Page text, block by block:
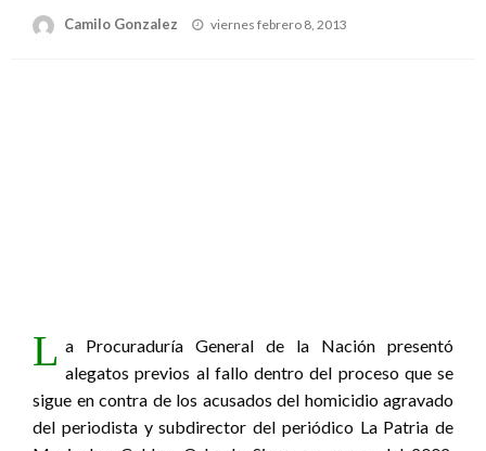
Camilo Gonzalez
Publicado
viernes febrero 8, 2013
L a Procuraduría General de la Nación presentó
alegatos previos al fallo dentro del proceso que se
sigue en contra de los acusados del homicidio agravado
del periodista y subdirector del periódico La Patria de